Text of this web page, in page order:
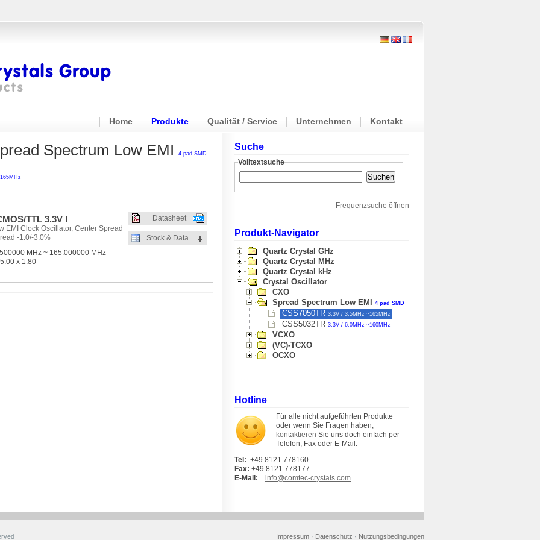
Home Produkte Qualität / Service Unternehmen Kontakt
Spectrum Low EMI 4 pad SMD
TTL 3.3V l
EMI Clock Oscillator, Center Spread
-1.0/-3.0%
MHz ~ 165.000000 MHz
x 1.80
Datasheet
Stock & Data
Suche
Volltextsuche
Frequenzsuche öffnen
Produkt-Navigator
Quartz Crystal GHz
Quartz Crystal MHz
Quartz Crystal kHz
Crystal Oscillator
CXO
Spread Spectrum Low EMI
4 pad SMD
CSS7050TR 3.3V / 3.5MHz ~165MHz
CSS5032TR 3.3V / 6.0MHz ~160MHz
VCXO
(VC)-TCXO
OCXO
Hotline
Für alle nicht aufgeführten Produkte
oder wenn Sie Fragen haben,
kontaktieren Sie uns doch einfach per
Telefon, Fax oder E-Mail.
Tel: +49 8121 778160
Fax: +49 8121 778177
E-Mail:
info@comtec-crystals.com
Impressum · Datenschutz · Nutzungsbedingungen